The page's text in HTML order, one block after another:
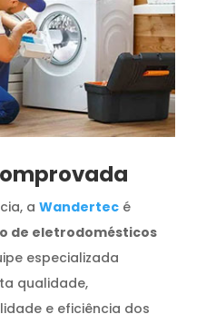
a Wandertecé
de eletrodomésticos
especializada
qualidade,
e eficiência dos